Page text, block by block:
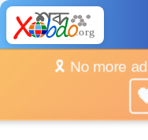
🎗️ No more